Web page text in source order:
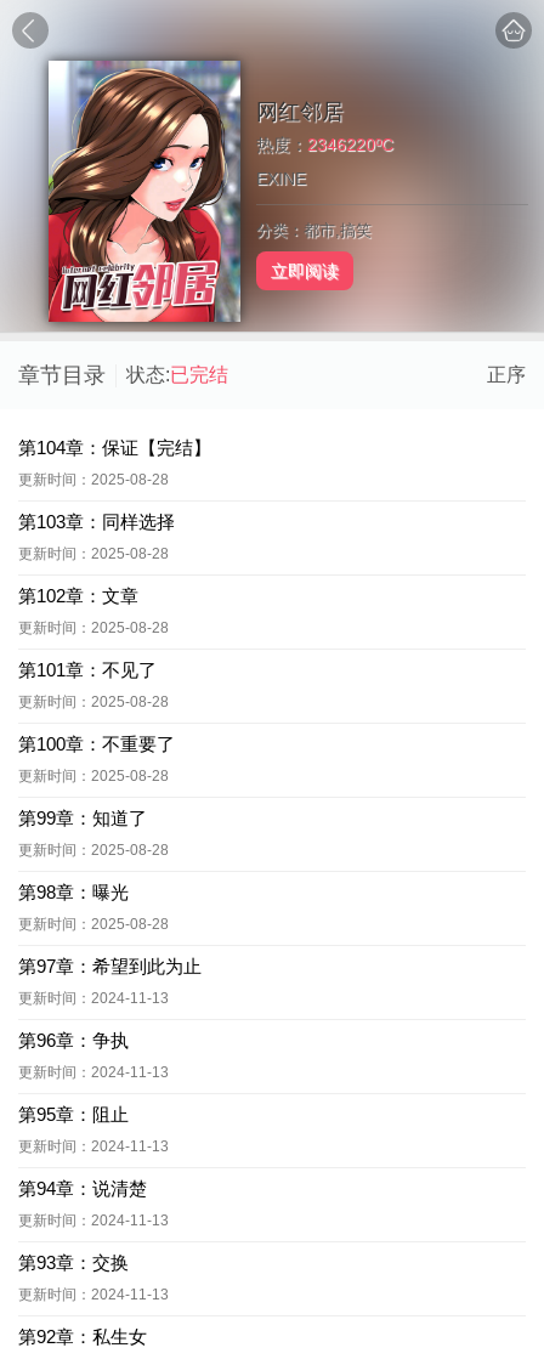
网红邻居
热度： 2346220ºC
EXINE
分类：都市,搞笑
立即阅读
章节目录 状态:已完结 正序
第104章：保证【完结】
更新时间：2025-08-28
第103章：同样选择
更新时间：2025-08-28
第102章：文章
更新时间：2025-08-28
第101章：不见了
更新时间：2025-08-28
第100章：不重要了
更新时间：2025-08-28
第99章：知道了
更新时间：2025-08-28
第98章：曝光
更新时间：2025-08-28
第97章：希望到此为止
更新时间：2024-11-13
第96章：争执
更新时间：2024-11-13
第95章：阻止
更新时间：2024-11-13
第94章：说清楚
更新时间：2024-11-13
第93章：交换
更新时间：2024-11-13
第92章：私生女